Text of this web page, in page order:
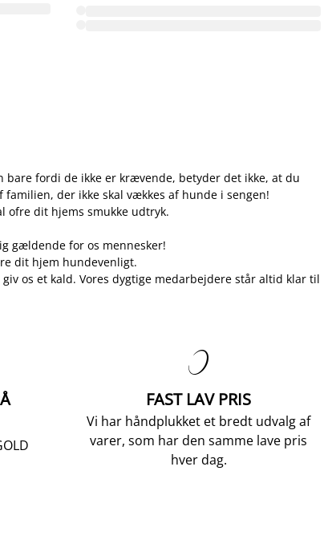
fordi de ikke er krævende, betyder det ikke, at du
der ikke skal vækkes af hunde i sengen!
ofre dit hjems smukke udtryk.
gældende for os mennesker!
dit hjem hundevenligt.
os et kald. Vores dygtige medarbejdere står altid klar til

FAST LAV PRIS
Vi har håndplukket et bredt udvalg af
varer, som har den samme lave pris
hver dag.